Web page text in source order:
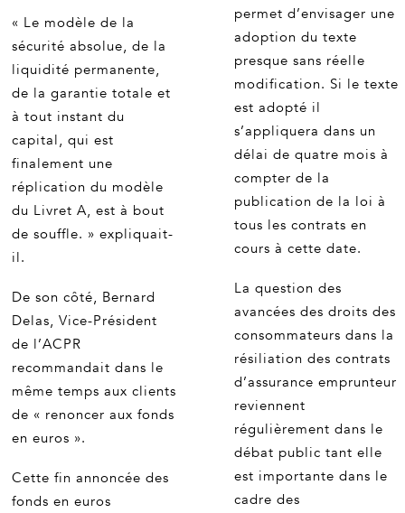
« Le modèle de la
sécurité absolue, de la
liquidité permanente,
de la garantie totale et
à tout instant du
capital, qui est
finalement une
réplication du modèle
du Livret A, est à bout
de souffle. » expliquait-
il.
De son côté, Bernard
Delas, Vice-Président
de l’ACPR
recommandait dans le
même temps aux clients
de « renoncer aux fonds
en euros ».
Cette fin annoncée des
fonds en euros
permet d’envisager une
adoption du texte
presque sans réelle
modification. Si le texte
est adopté il
s’appliquera dans un
délai de quatre mois à
compter de la
publication de la loi à
tous les contrats en
cours à cette date.
La question des
avancées des droits des
consommateurs dans la
résiliation des contrats
d’assurance emprunteur
reviennent
régulièrement dans le
débat public tant elle
est importante dans le
cadre des